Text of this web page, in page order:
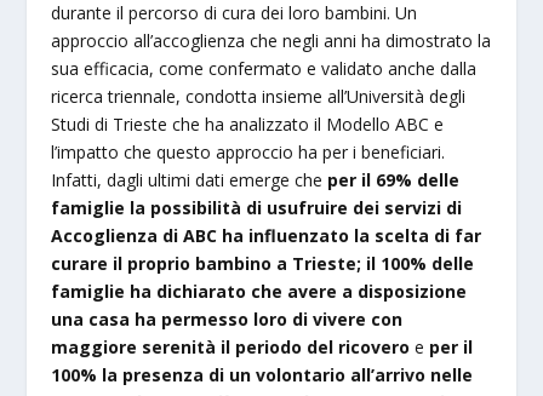
durante il percorso di cura dei loro bambini. Un
approccio all’accoglienza che negli anni ha dimostrato la
sua efficacia, come confermato e validato anche dalla
ricerca triennale, condotta insieme all’Università degli
Studi di Trieste che ha analizzato il Modello ABC e
l’impatto che questo approccio ha per i beneficiari.
Infatti, dagli ultimi dati emerge che per il 69% delle
famiglie la possibilità di usufruire dei servizi di
Accoglienza di ABC ha influenzato la scelta di far
curare il proprio bambino a Trieste; il 100% delle
famiglie ha dichiarato che avere a disposizione
una casa ha permesso loro di vivere con
maggiore serenità il periodo del ricovero e per il
100% la presenza di un volontario all’arrivo nelle